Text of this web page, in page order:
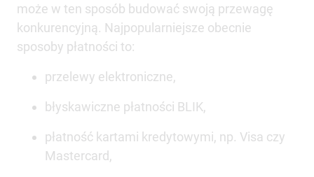
może w ten sposób budować swoją przewagę
konkurencyjną. Najpopularniejsze obecnie
sposoby płatności to:
przelewy elektroniczne,
błyskawiczne płatności BLIK,
płatność kartami kredytowymi, np. Visa czy
Mastercard,